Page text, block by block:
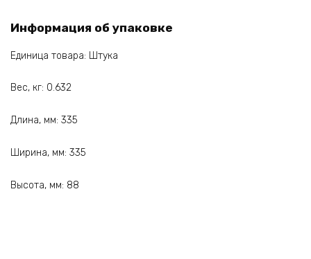
Информация об упаковке
Единица товара: Штука
Вес, кг: 0.632
Длина, мм: 335
Ширина, мм: 335
Высота, мм: 88